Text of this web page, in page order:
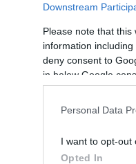
Downstream
Please note that
information
deny consent to
in below Google
Personal Data
I want to opt-out
Opted In
Keskinopeus
Liikennemäärä
150 kpl/h(-12 kpl/h)
Yleiskuvassa huomioitu
Himanka -
Liikenne
Näytä Valtatie 8
Tiedot päivitetty